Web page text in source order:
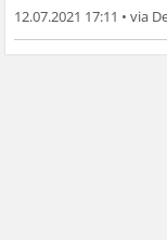
12.07.2021 17:11 •